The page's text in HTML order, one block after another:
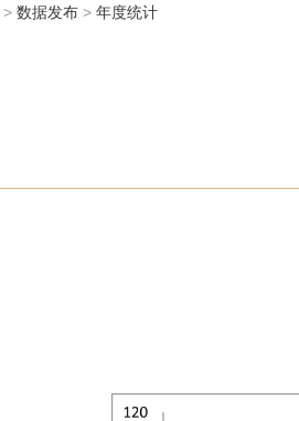
> 数据发布 > 年度统计